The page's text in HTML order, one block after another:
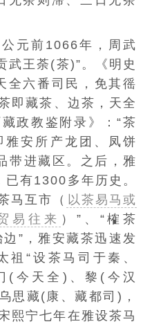
元前1066年，
周武
武王荼(茶)”。《明史
全六番司民，免其徭
即藏茶、边茶，天全
政教鉴附录》：“茶
雅安所产龙团、凤饼
带进藏区。之后，雅
有1300多年历史。
马互市（ 以茶易马或
易往来 ）”、“榷茶
边”，雅安藏茶迅速发
祖“设茶马司于秦、
(今天全)、黎(今汉
思藏(康、藏都司)，
熙宁七年在雅设茶马